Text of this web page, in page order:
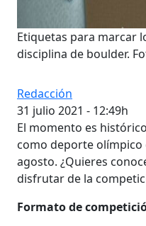
Etiquetas para marcar
disciplina de boulder.
Redacción
31 julio 2021 - 12:49h
El momento es
como deporte olímpico
agosto. ¿Quieres
disfrutar de la
Formato de